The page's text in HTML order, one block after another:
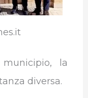
la
diversa.